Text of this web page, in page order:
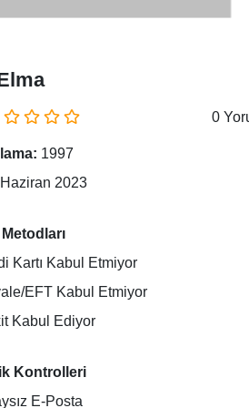
0
1997
Haziran 2023
Kartı Kabul Etmiyor
EFT Kabul Etmiyor
Kabul Ediyor
Kontrolleri
E-Posta